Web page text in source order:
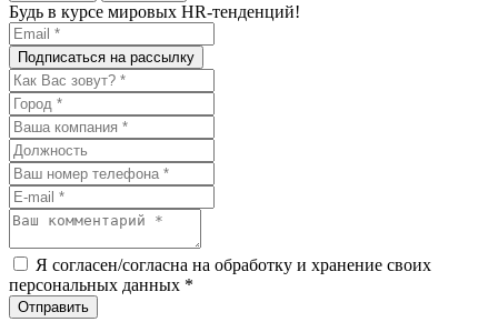
Будь в курсе мировых HR-тенденций!
Я согласен/согласна на обработку и хранение своих
персональных данных *